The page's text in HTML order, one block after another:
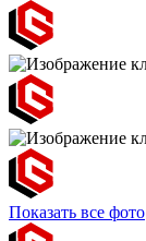
Показать все фото